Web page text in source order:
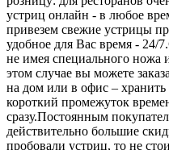
устриц онлайн - в любое
привезем свежие устрицы
удобное для Вас время - 24/7.
не имея специального ножа
этом случае вы можете
на дом или в офис –
короткий промежуток
сразу.Постоянным
действительно большие
пробовали устриц, то не